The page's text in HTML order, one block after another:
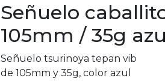
Señuelo
105mm / 35g
Señuelo tsurinoya tepan vib
de 105mm y 35g, color azul